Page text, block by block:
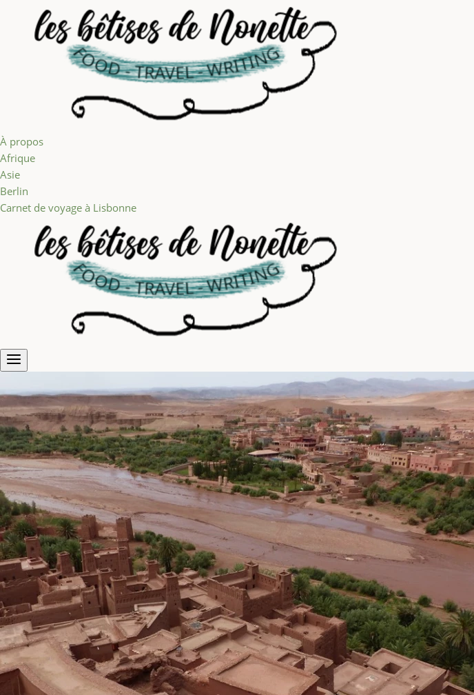
Aller au contenu
À propos
Afrique
Asie
Berlin
Carnet de voyage à Lisbonne